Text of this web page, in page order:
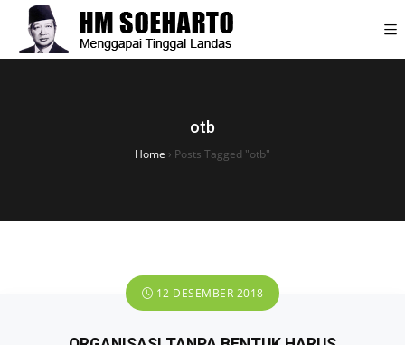
otb
Home › Posts Tagged "otb"
12 DESEMBER 2018